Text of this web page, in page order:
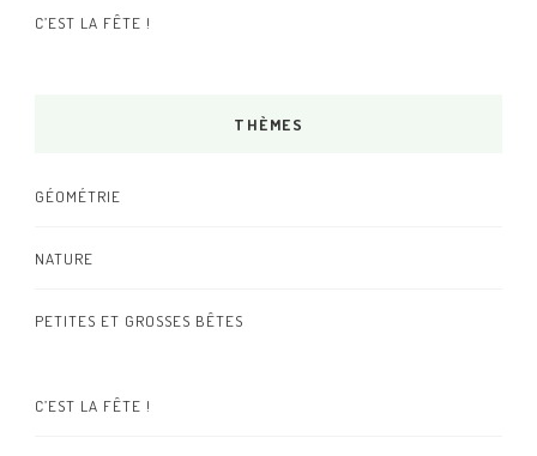
C’EST LA FÊTE !
THÈMES
GÉOMÉTRIE
NATURE
PETITES ET GROSSES BÊTES
C’EST LA FÊTE !